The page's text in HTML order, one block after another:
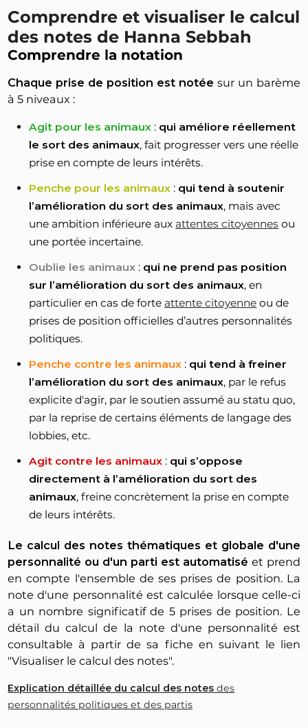
Comprendre et visualiser le calcul
des notes de Hanna Sebbah
Comprendre la notation
Chaque prise de position est notée sur un barème
à 5 niveaux :
Agit pour les animaux : qui améliore réellement
le sort des animaux, fait progresser vers une réelle
prise en compte de leurs intérêts.
Penche pour les animaux : qui tend à soutenir
l’amélioration du sort des animaux, mais avec
une ambition inférieure aux attentes citoyennes ou
une portée incertaine.
Oublie les animaux : qui ne prend pas position
sur l’amélioration du sort des animaux, en
particulier en cas de forte attente citoyenne ou de
prises de position officielles d’autres personnalités
politiques.
Penche contre les animaux : qui tend à freiner
l’amélioration du sort des animaux, par le refus
explicite d'agir, par le soutien assumé au statu quo,
par la reprise de certains éléments de langage des
lobbies, etc.
Agit contre les animaux : qui s’oppose
directement à l’amélioration du sort des
animaux, freine concrètement la prise en compte
de leurs intérêts.
Le calcul des notes thématiques et globale d'une
personnalité ou d'un parti est automatisé et prend
en compte l'ensemble de ses prises de position. La
note d'une personnalité est calculée lorsque celle-ci
a un nombre significatif de 5 prises de position. Le
détail du calcul de la note d'une personnalité est
consultable à partir de sa fiche en suivant le lien
"Visualiser le calcul des notes".
Explication détaillée du calcul des notes des
personnalités politiques et des partis